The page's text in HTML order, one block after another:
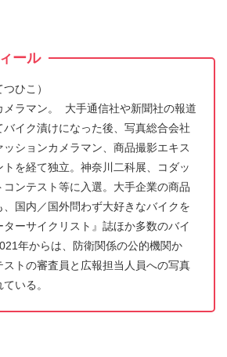
ール
ひこ）
メラマン。 大手通信社や新聞社の報道
イク漬けになった後、写真総合会社
ションカメラマン、商品撮影エキス
を経て独立。神奈川二科展、コダッ
ンテスト等に入選。大手企業の商品
国内／国外問わず大好きなバイクを
ーサイクリスト』誌ほか多数のバイ
年からは、防衛関係の公的機関か
ストの審査員と広報担当人員への写真
いる。